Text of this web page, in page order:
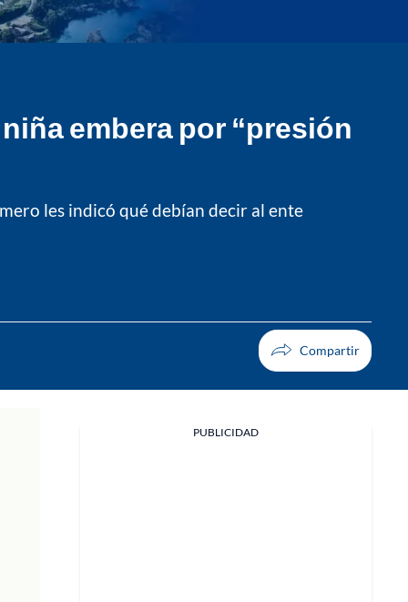
embera por “presión
les indicó qué debían decir al ente
PUBLICIDAD